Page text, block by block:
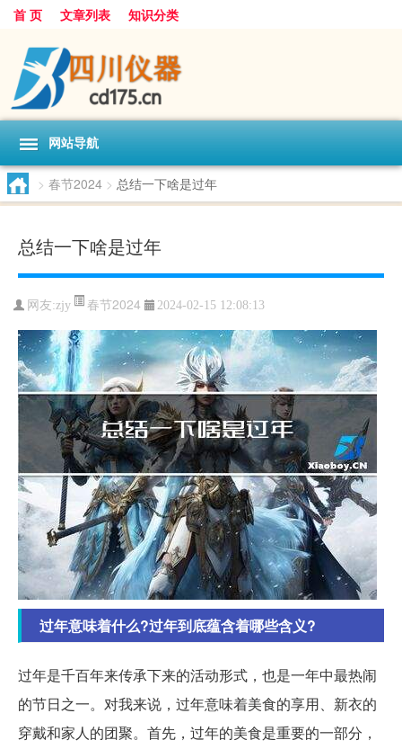
首 页 文章列表 知识分类
网站导航
> 春节2024 > 总结一下啥是过年
总结一下啥是过年
网友:zjy 春节2024 2024-02-15 12:08:13
过年意味着什么?过年到底蕴含着哪些含义?
过年是千百年来传承下来的活动形式，也是一年中最热闹
的节日之一。对我来说，过年意味着美食的享用、新衣的
穿戴和家人的团聚。首先，过年的美食是重要的一部分，